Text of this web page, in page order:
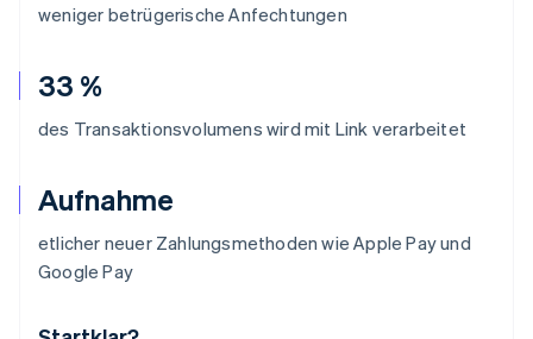
weniger betrügerische Anfechtungen
33 %
des Transaktionsvolumens wird mit Link verarbeitet
Aufnahme
etlicher neuer Zahlungsmethoden wie Apple Pay und
Google Pay